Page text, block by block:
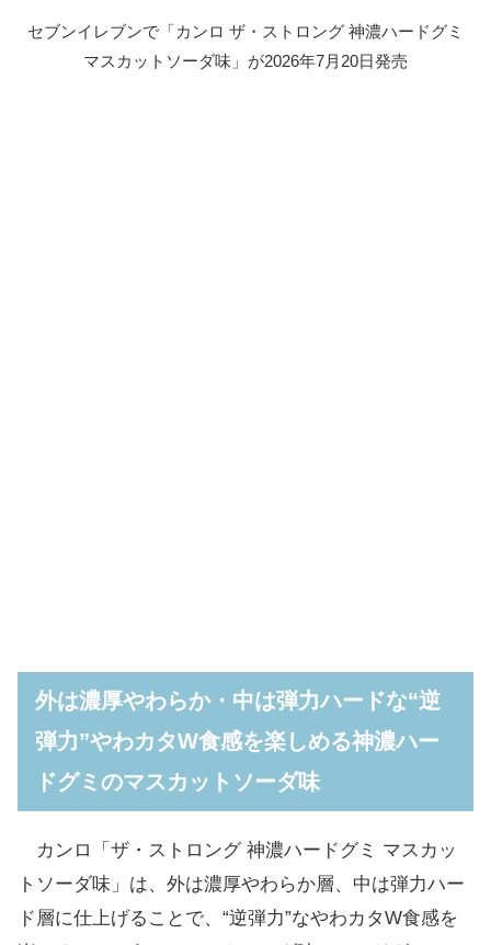
セブンイレブンで「カンロ ザ・ストロング 神濃ハードグミ
マスカットソーダ味」が2026年7月20日発売
外は濃厚やわらか・中は弾力ハードな“逆
弾力”やわカタW食感を楽しめる神濃ハー
ドグミのマスカットソーダ味
カンロ「ザ・ストロング 神濃ハードグミ マスカッ
トソーダ味」は、外は濃厚やわらか層、中は弾力ハー
ド層に仕上げることで、“逆弾力”なやわカタW食感を